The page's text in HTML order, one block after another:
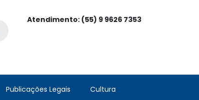
Atendimento: (55) 9 9626 7353
Publicações Legais Cultura